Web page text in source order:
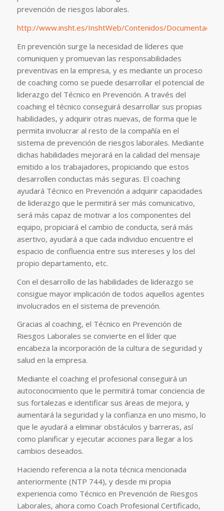
prevención de riesgos laborales.
http://www.insht.es/InshtWeb/Contenidos/
En prevención surge la necesidad de líderes que
comuniquen y promuevan las responsabilidades
preventivas en la empresa, y es mediante un proceso
de coaching como se puede desarrollar el potencial de
liderazgo del Técnico en Prevención. A través del
coaching el técnico conseguirá desarrollar sus propias
habilidades, y adquirir otras nuevas, de forma que le
permita involucrar al resto de la compañía en el
sistema de prevención de riesgos laborales. Mediante
dichas habilidades mejorará en la calidad del mensaje
emitido a los trabajadores, propiciando que estos
desarrollen conductas más seguras. El coaching
ayudará Técnico en Prevención a adquirir capacidades
de liderazgo que le permitirá ser más comunicativo,
será más capaz de motivar a los componentes del
equipo, propiciará el cambio de conducta, será más
asertivo, ayudará a que cada individuo encuentre el
espacio de confluencia entre sus intereses y los del
propio departamento, etc.
Con el desarrollo de las habilidades de liderazgo se
consigue mayor implicación de todos aquellos agentes
involucrados en el sistema de prevención.
Gracias al coaching, el Técnico en Prevención de
Riesgos Laborales se convierte en el líder que
encabeza la incorporación de la cultura de seguridad y
salud en la empresa.
Mediante el coaching el profesional conseguirá un
autoconocimiento que le permitirá tomar conciencia de
sus fortalezas e identificar sus áreas de mejora, y
aumentará la seguridad y la confianza en uno mismo, lo
que le ayudará a eliminar obstáculos y barreras, así
como planificar y ejecutar acciones para llegar a los
cambios deseados.
Haciendo referencia a la nota técnica mencionada
anteriormente (NTP 744), y desde mi propia
experiencia como Técnico en Prevención de Riesgos
Laborales, ahora como Coach Profesional Certificado,